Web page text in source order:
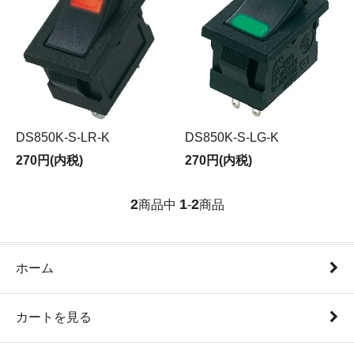
DS850K-S-LR-K
270円(内税)
DS850K-S-LG-K
270円(内税)
2商品中 1-2商品
ホーム
カートを見る